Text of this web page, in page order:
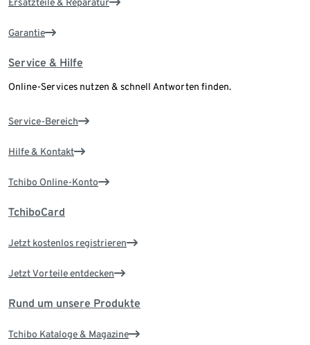
Ersatzteile & Reparatur
Garantie
Service & Hilfe
Online-Services nutzen & schnell Antworten finden.
Service-Bereich
Hilfe & Kontakt
Tchibo Online-Konto
TchiboCard
Jetzt kostenlos registrieren
Jetzt Vorteile entdecken
Rund um unsere Produkte
Tchibo Kataloge & Magazine